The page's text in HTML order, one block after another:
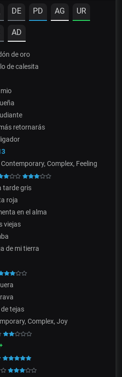
DE PD AG UR
AD
de oro
de calesita
retornarás
Complex, Feeling
tarde gris
roja
en el alma
viejas
de mi tierra
tejas
Complex, Joy